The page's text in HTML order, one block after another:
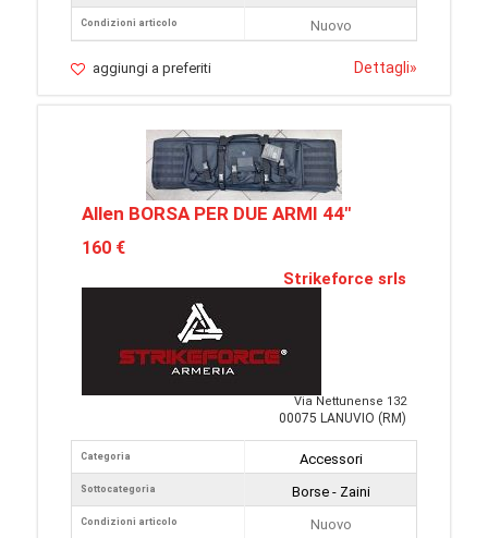
Condizioni articolo
Nuovo
aggiungi a preferiti Dettagli»
Allen BORSA PER DUE ARMI 44"
160 €
Strikeforce srls
Via Nettunense 132
00075 LANUVIO (RM)
Categoria
Sottocategoria
Condizioni articolo
Accessori
Borse - Zaini
Nuovo